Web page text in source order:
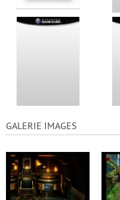
GALERIE IMAGES